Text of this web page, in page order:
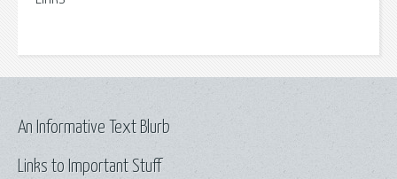
Links to Important Stuff
An Informative Text Blurb